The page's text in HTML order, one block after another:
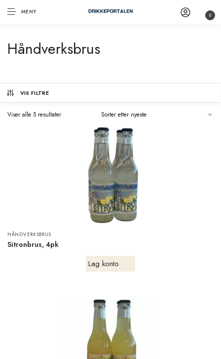
MENY 0
Håndverksbrus
VIS FILTRE
Viser alle 5 resultater
HÅNDVERKSBRUS
Sitronbrus, 4pk
Lag konto